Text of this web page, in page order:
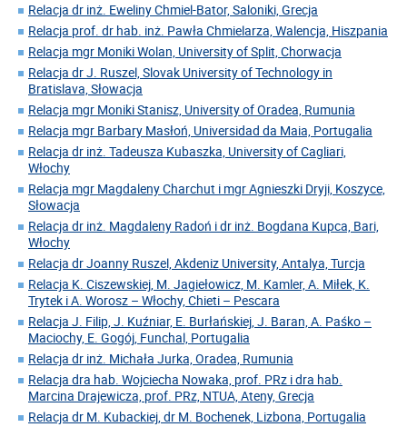
Relacja dr inż. Eweliny Chmiel-Bator, Saloniki, Grecja
Relacja prof. dr hab. inż. Pawła Chmielarza, Walencja, Hiszpania
Relacja mgr Moniki Wolan, University of Split, Chorwacja
Relacja dr J. Ruszel, Slovak University of Technology in
Bratislava, Słowacja
Relacja mgr Moniki Stanisz, University of Oradea, Rumunia
Relacja mgr Barbary Masłoń, Universidad da Maia, Portugalia
Relacja dr inż. Tadeusza Kubaszka, University of Cagliari,
Włochy
Relacja mgr Magdaleny Charchut i mgr Agnieszki Dryji, Koszyce,
Słowacja
Relacja dr inż. Magdaleny Radoń i dr inż. Bogdana Kupca, Bari,
Włochy
Relacja dr Joanny Ruszel, Akdeniz University, Antalya, Turcja
Relacja K. Ciszewskiej, M. Jagiełowicz, M. Kamler, A. Miłek, K.
Trytek i A. Worosz – Włochy, Chieti – Pescara
Relacja J. Filip, J. Kuźniar, E. Burłańskiej, J. Baran, A. Paśko –
Maciochy, E. Gogój, Funchal, Portugalia
Relacja dr inż. Michała Jurka, Oradea, Rumunia
Relacja dra hab. Wojciecha Nowaka, prof. PRz i dra hab.
Marcina Drajewicza, prof. PRz, NTUA, Ateny, Grecja
Relacja dr M. Kubackiej, dr M. Bochenek, Lizbona, Portugalia